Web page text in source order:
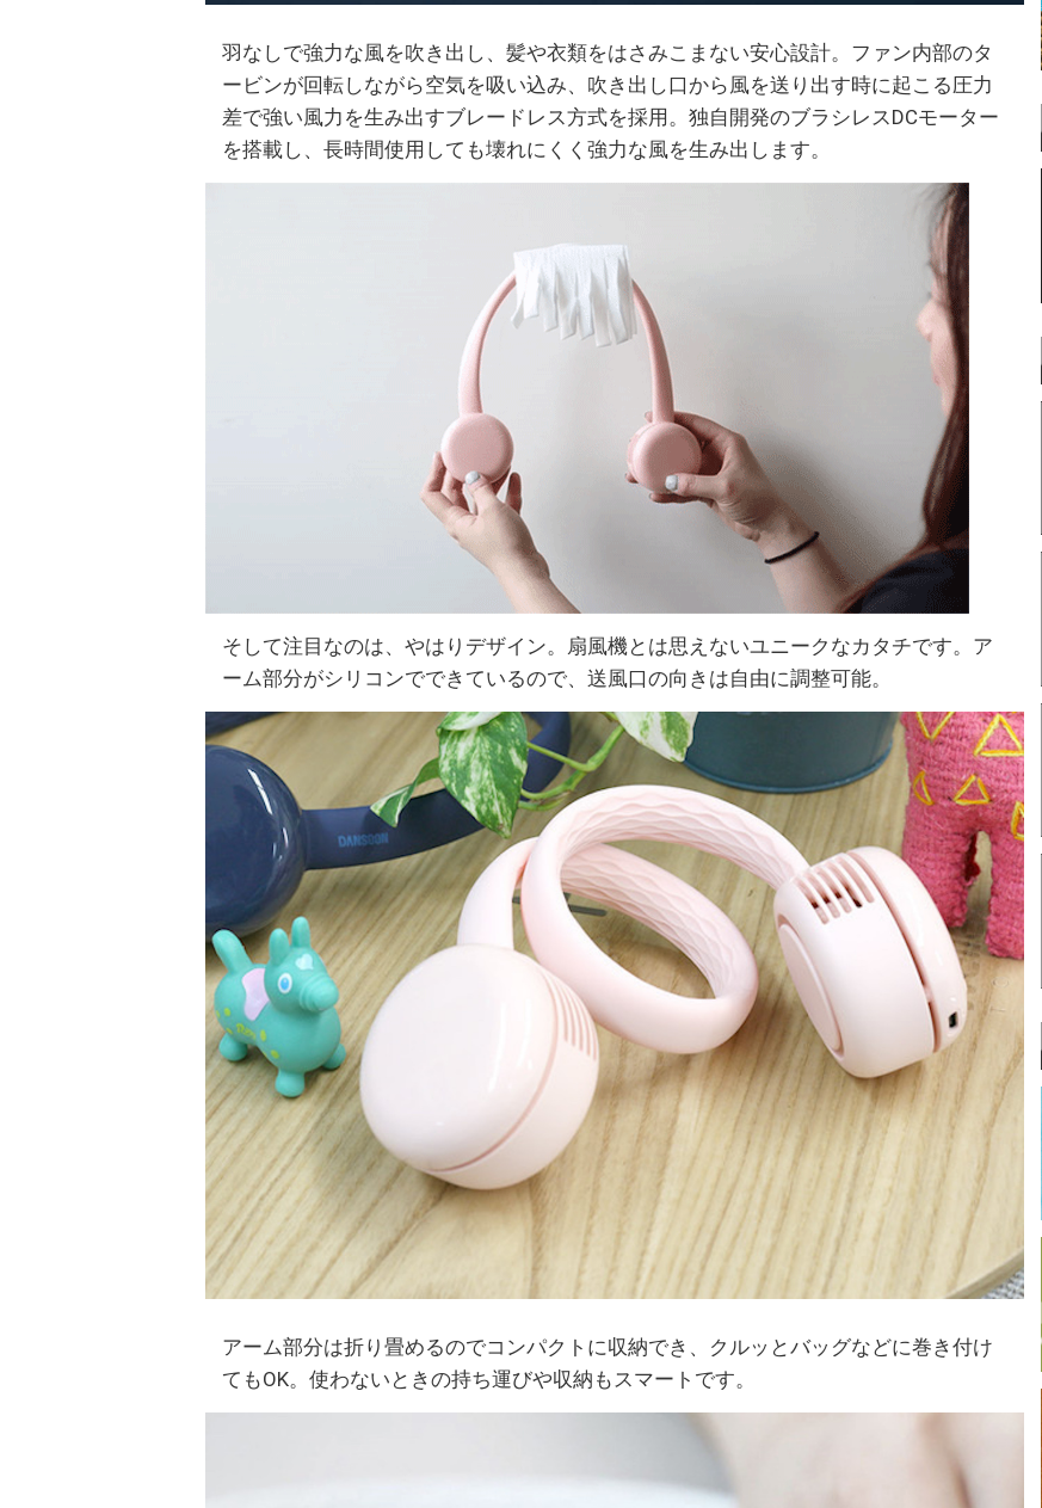
羽なしで強力な風を吹き出し、髪や衣類をはさみこまない安心設計。ファン内部のタ
ービンが回転しながら空気を吸い込み、吹き出し口から風を送り出す時に起こる圧力
差で強い風力を生み出すブレードレス方式を採用。独自開発のブラシレスDCモーター
を搭載し、長時間使用しても壊れにくく強力な風を生み出します。
そして注目なのは、やはりデザイン。扇風機とは思えないユニークなカタチです。ア
ーム部分がシリコンでできているので、送風口の向きは自由に調整可能。
アーム部分は折り畳めるのでコンパクトに収納でき、クルッとバッグなどに巻き付け
てもOK。使わないときの持ち運びや収納もスマートです。